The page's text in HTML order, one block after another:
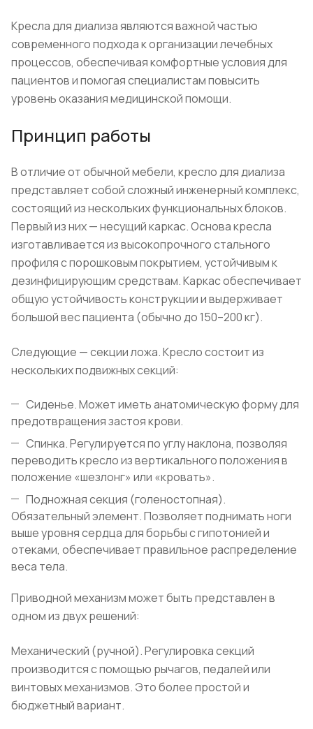
Кресла для диализа являются важной частью
современного подхода к организации лечебных
процессов, обеспечивая комфортные условия для
пациентов и помогая специалистам повысить
уровень оказания медицинской помощи.
Принцип работы
В отличие от обычной мебели, кресло для диализа
представляет собой сложный инженерный комплекс,
состоящий из нескольких функциональных блоков.
Первый из них — несущий каркас. Основа кресла
изготавливается из высокопрочного стального
профиля с порошковым покрытием, устойчивым к
дезинфицирующим средствам. Каркас обеспечивает
общую устойчивость конструкции и выдерживает
большой вес пациента (обычно до 150–200 кг).
Следующие — секции ложа. Кресло состоит из
нескольких подвижных секций:
Сиденье. Может иметь анатомическую форму для
предотвращения застоя крови.
Спинка. Регулируется по углу наклона, позволяя
переводить кресло из вертикального положения в
положение «шезлонг» или «кровать».
Подножная секция (голеностопная).
Обязательный элемент. Позволяет поднимать ноги
выше уровня сердца для борьбы с гипотонией и
отеками, обеспечивает правильное распределение
веса тела.
Приводной механизм может быть представлен в
одном из двух решений:
Механический (ручной). Регулировка секций
производится с помощью рычагов, педалей или
винтовых механизмов. Это более простой и
бюджетный вариант.